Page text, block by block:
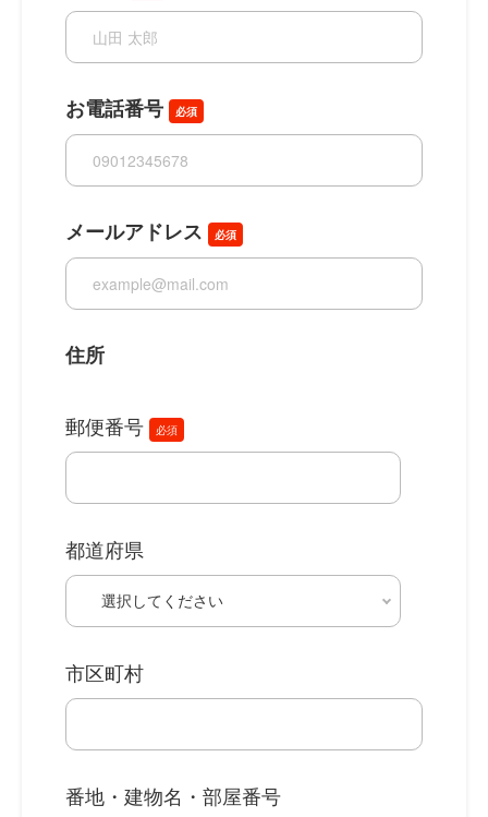
お電話番号 必須
メールアドレス 必須
住所
郵便番号 必須
都道府県
市区町村
番地・建物名・部屋番号